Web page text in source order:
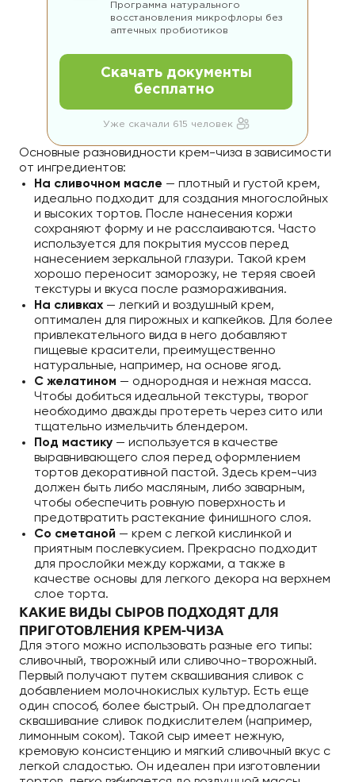
Программа натурального
восстановления микрофлоры без
аптечных пробиотиков
Скачать документы
бесплатно
Уже скачали 615 человек
Основные разновидности крем-чиза в зависимости
от ингредиентов:
На сливочном масле — плотный и густой крем,
идеально подходит для создания многослойных
и высоких тортов. После нанесения коржи
сохраняют форму и не расслаиваются. Часто
используется для покрытия муссов перед
нанесением зеркальной глазури. Такой крем
хорошо переносит заморозку, не теряя своей
текстуры и вкуса после размораживания.
На сливках — легкий и воздушный крем,
оптимален для пирожных и капкейков. Для более
привлекательного вида в него добавляют
пищевые красители, преимущественно
натуральные, например, на основе ягод.
С желатином — однородная и нежная масса.
Чтобы добиться идеальной текстуры, творог
необходимо дважды протереть через сито или
тщательно измельчить блендером.
Под мастику — используется в качестве
выравнивающего слоя перед оформлением
тортов декоративной пастой. Здесь крем-чиз
должен быть либо масляным, либо заварным,
чтобы обеспечить ровную поверхность и
предотвратить растекание финишного слоя.
Со сметаной — крем с легкой кислинкой и
приятным послевкусием. Прекрасно подходит
для прослойки между коржами, а также в
качестве основы для легкого декора на верхнем
слое торта.
КАКИЕ ВИДЫ СЫРОВ ПОДХОДЯТ ДЛЯ
ПРИГОТОВЛЕНИЯ КРЕМ-ЧИЗА
Для этого можно использовать разные его типы:
сливочный, творожный или сливочно-творожный.
Первый получают путем сквашивания сливок с
добавлением молочнокислых культур. Есть еще
один способ, более быстрый. Он предполагает
сквашивание сливок подкислителем (например,
лимонным соком). Такой сыр имеет нежную,
кремовую консистенцию и мягкий сливочный вкус с
легкой сладостью. Он идеален при изготовлении